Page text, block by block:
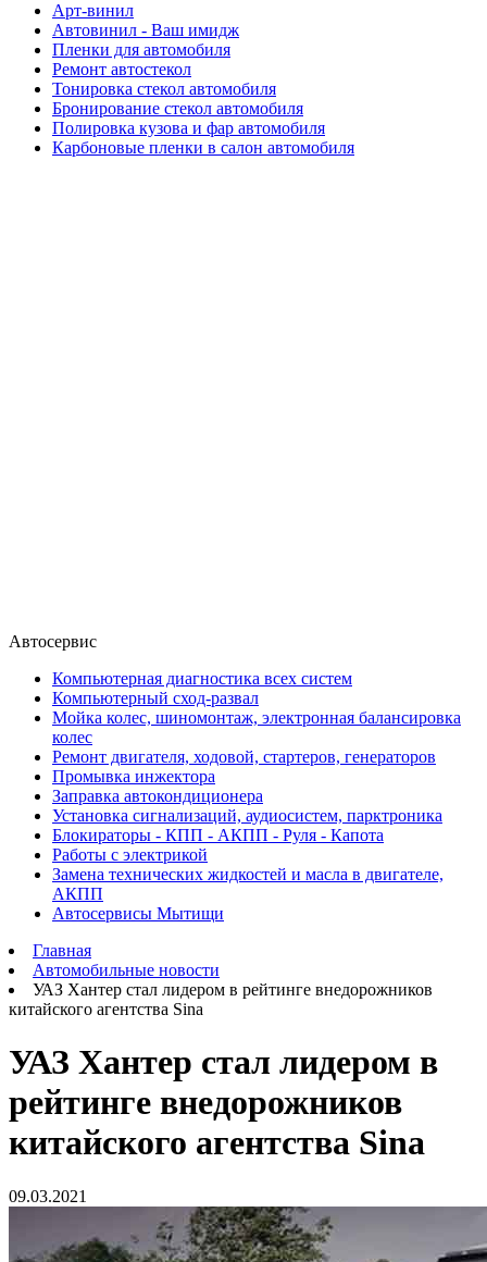
Арт-винил
Автовинил - Ваш имидж
Пленки для автомобиля
Ремонт автостекол
Тонировка стекол автомобиля
Бронирование стекол автомобиля
Полировка кузова и фар автомобиля
Карбоновые пленки в салон автомобиля
Автосервис
Компьютерная диагностика всех систем
Компьютерный сход-развал
Мойка колес, шиномонтаж, электронная балансировка
колес
Ремонт двигателя, ходовой, стартеров, генераторов
Промывка инжектора
Заправка автокондиционера
Установка сигнализаций, аудиосистем, парктроника
Блокираторы - КПП - АКПП - Руля - Капота
Работы с электрикой
Замена технических жидкостей и масла в двигателе,
АКПП
Автосервисы Мытищи
Главная
Автомобильные новости
УАЗ Хантер стал лидером в рейтинге внедорожников
китайского агентства Sina
УАЗ Хантер стал лидером в
рейтинге внедорожников
китайского агентства Sina
09.03.2021